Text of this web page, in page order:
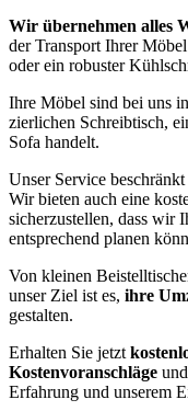
Wir übernehmen alles
der Transport Ihrer
oder ein robuster
Ihre Möbel sind bei uns
zierlichen Schreibtisch,
Sofa handelt.
Unser Service
Wir bieten auch eine
sicherzustellen, dass wir
entsprechend planen
Von kleinen
unser Ziel ist es, ihre
gestalten.
Erhalten Sie jetzt
Kostenvoranschläge
Erfahrung und unserem